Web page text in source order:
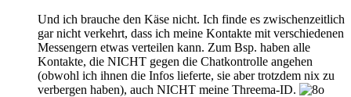
Und ich brauche den Käse nicht. Ich finde es zwischenzeitlich
gar nicht verkehrt, dass ich meine Kontakte mit verschiedenen
Messengern etwas verteilen kann. Zum Bsp. haben alle
Kontakte, die NICHT gegen die Chatkontrolle angehen
(obwohl ich ihnen die Infos lieferte, sie aber trotzdem nix zu
verbergen haben), auch NICHT meine Threema-ID.